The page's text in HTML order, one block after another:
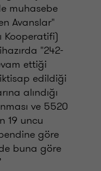
muhasebe
Avanslar"
Kooperatifi)
"242-
ettiği
edildiği
alındığı
ve 5520
19 uncu
göre
buna göre